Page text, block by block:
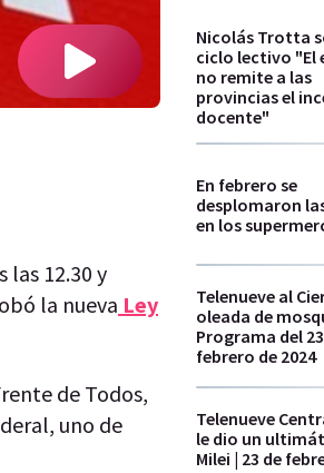
las 12.30 y
la nueva Ley
de Todos,
uno de
Nicolás Trotta
ciclo lectivo "El
no remite a las
provincias el
docente"
En febrero se
desplomaron
en los
Telenueve al
oleada de
Programa del
febrero de 2024
Telenueve
le dio un
Milei | 23 de